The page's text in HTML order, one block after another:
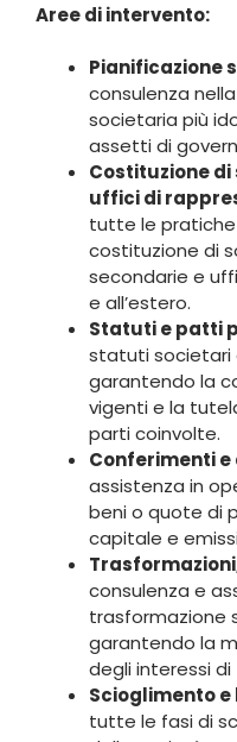
Aree di intervento:
Pianificazione
consulenza
societaria più
assetti di
Costituzione
uffici di
tutte le
costituzione di
secondarie e
e all’estero.
Statuti e patti
statuti societari
garantendo la
vigenti e la
parti coinvolte.
Conferimenti
assistenza in
beni o quote di
capitale e
consulenza e
trasformazione
garantendo la
degli interessi
Scioglimento
tutte le fasi di